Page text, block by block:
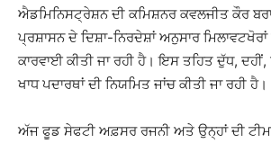
ਐਡਮਿਨਿਸਟ੍ਰੇਸ਼ਨ ਦੀ ਕਮਿਸ਼ਨਰ ਕਵਲਜੀਤ ਕੌਰ
ਪ੍ਰਸ਼ਾਸਨ ਦੇ ਦਿਸ਼ਾ-ਨਿਰਦੇਸ਼ਾਂ ਅਨੁਸਾਰ ਮਿਲਾਵਟਖੋਰਾਂ
ਕਾਰਵਾਈ ਕੀਤੀ ਜਾ ਰਹੀ ਹੈ। ਇਸ ਤਹਿਤ ਦੁੱਧ,
ਖਾਧ ਪਦਾਰਥਾਂ ਦੀ ਨਿਯਮਿਤ ਜਾਂਚ ਕੀਤੀ ਜਾ ਰਹੀ ਹੈ।
ਅੱਜ ਫੂਡ ਸੇਫਟੀ ਅਫ਼ਸਰ ਰਜਨੀ ਅਤੇ ਉਨ੍ਹਾਂ ਦੀ ਟੀਮ